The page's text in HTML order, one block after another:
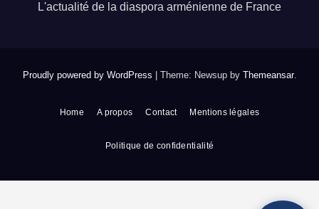
L'actualité de la diaspora arménienne de France
Proudly powered by WordPress Theme: Newsup by Themeansar.
Home A propos Contact Mentions légales
Politique de confidentialité